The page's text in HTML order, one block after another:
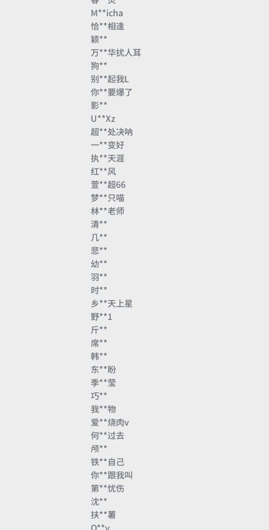
M**icha
恰**相逢
颖**
万**华扰人耳
狗**
别**起我L
你**要爆了
影**
U**Xz
超**处决呐
一**变好
执**天涯
红**风
萱**超66
梦**只喵
林**老师
清**
几**
悲**
幼**
羽**
时**
乡**天上星
野**1
斤**
席**
韩**
东**盼
季**莹
巧**
我**物
爱**烧肉v
何**过去
颅**
铁**自己
你**跟我叫
第**忧伤
沈**
扶**薯
O**y